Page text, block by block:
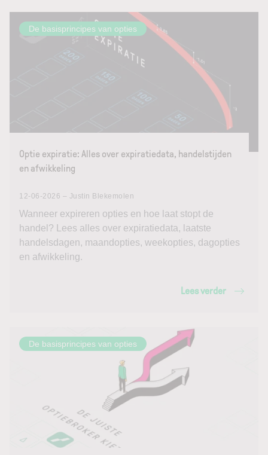
De basisprincipes van opties
Optie expiratie: Alles over expiratiedata, handelstijden
en afwikkeling
12-06-2026 – Justin Blekemolen
Wanneer expireren opties en hoe laat stopt de
handel? Lees alles over expiratiedata, laatste
handelsdagen, maandopties, weekopties, dagopties
en afwikkeling.
Lees verder
De basisprincipes van opties